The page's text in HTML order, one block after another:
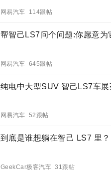
网易汽车 114跟帖
帮智己LS7问个问题:你愿意为
网易汽车 645跟帖
纯电中大型SUV 智己LS7车
网易汽车 52跟帖
到底是谁想躺在智己 LS7 里？
GeekCar极客汽车 31跟帖